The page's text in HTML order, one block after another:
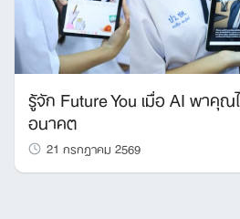
รู้จัก Future You เมื่อ AI พาคุณ
อนาคต
21 กรกฎาคม 2569